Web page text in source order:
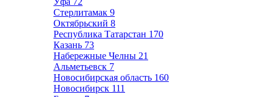
Стерлитамак 9
Октябрьский 8
Республика Татарстан 170
Казань 73
Набережные Челны 21
Альметьевск 7
Новосибирская область 160
Новосибирск 111